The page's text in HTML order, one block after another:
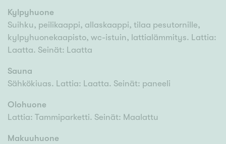
Kylpyhuone
Suihku, peilikaappi, allaskaappi, tilaa pesutornille,
kylpyhuonekaapisto, wc-istuin, lattialämmitys. Lattia:
Laatta. Seinät: Laatta
Sauna
Sähkökiuas. Lattia: Laatta. Seinät: paneeli
Olohuone
Lattia: Tammiparketti. Seinät: Maalattu
Makuuhuone